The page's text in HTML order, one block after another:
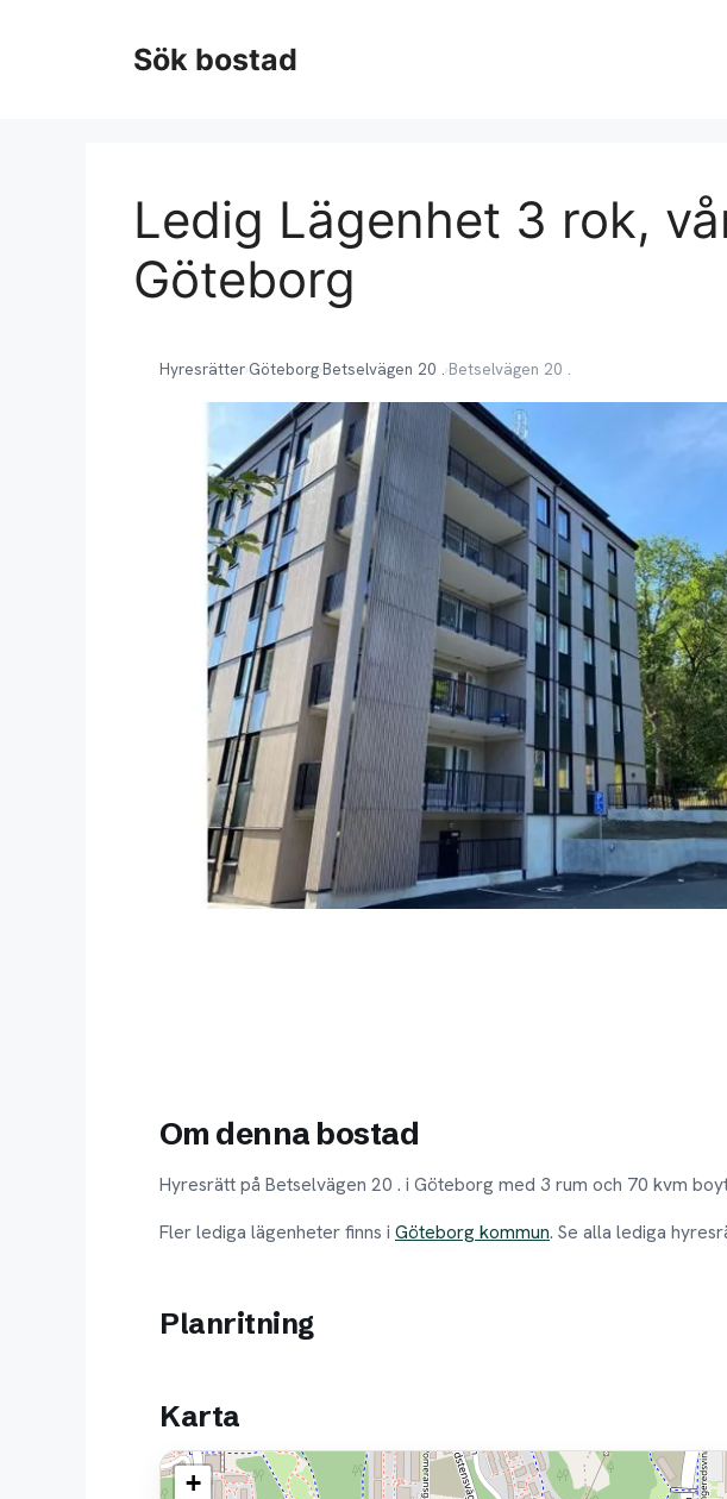
Sök bostad
Ledig Lägenhet 3 rok,
Göteborg
Hyresrätter›Göteborg›Betselvägen 20 .›Betselvägen 20 .
Om denna bostad
Hyresrätt på Betselvägen 20 . i Göteborg med 3 rum och 70 kvm
Fler lediga lägenheter finns i Göteborg kommun. Se alla lediga
Planritning
Karta
+